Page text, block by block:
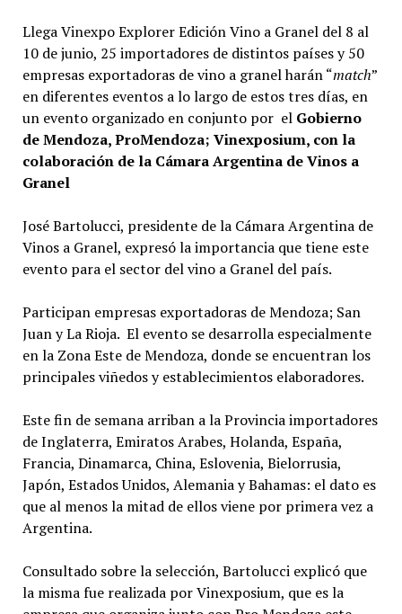
Llega Vinexpo Explorer Edición Vino a Granel del 8 al
10 de junio, 25 importadores de distintos países y 50
empresas exportadoras de vino a granel harán “match”
en diferentes eventos a lo largo de estos tres días, en
un evento organizado en conjunto por el Gobierno
de Mendoza, ProMendoza; Vinexposium, con la
colaboración de la Cámara Argentina de Vinos a
Granel
José Bartolucci, presidente de la Cámara Argentina de
Vinos a Granel, expresó la importancia que tiene este
evento para el sector del vino a Granel del país.
Participan empresas exportadoras de Mendoza; San
Juan y La Rioja. El evento se desarrolla especialmente
en la Zona Este de Mendoza, donde se encuentran los
principales viñedos y establecimientos elaboradores.
Este fin de semana arriban a la Provincia importadores
de Inglaterra, Emiratos Arabes, Holanda, España,
Francia, Dinamarca, China, Eslovenia, Bielorrusia,
Japón, Estados Unidos, Alemania y Bahamas: el dato es
que al menos la mitad de ellos viene por primera vez a
Argentina.
Consultado sobre la selección, Bartolucci explicó que
la misma fue realizada por Vinexposium, que es la